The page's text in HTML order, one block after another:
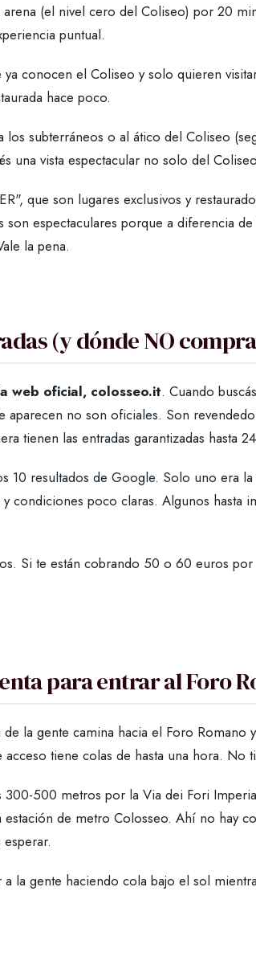
arena (el nivel cero del Coliseo) por 20
puntual.
ya conocen el Coliseo y solo quieren
hace poco.
los subterráneos o al ático del Coliseo
una vista espectacular no solo del
que son lugares exclusivos y
son espectaculares porque a diferencia
la pena.
(y dónde NO
web oficial, colosseo.it. Cuando
no son oficiales. Son
tienen las entradas garantizadas hasta
10 resultados de Google. Solo uno era
condiciones poco claras. Algunos hasta
Si te están cobrando 50 o 60 euros por
para entrar al Foro
la gente camina hacia el Foro Romano
tiene colas de hasta una hora. No
500 metros por la Via dei Fori
de metro Colosseo. Ahí no hay
la gente haciendo cola bajo el sol